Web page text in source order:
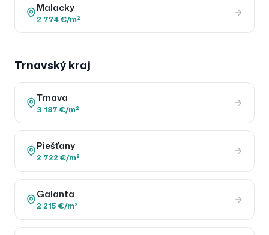
Malacky
2 774 €/m²
Trnavskýkraj
Trnava
3 187 €/m²
Piešťany
2 722 €/m²
Galanta
2 215 €/m²